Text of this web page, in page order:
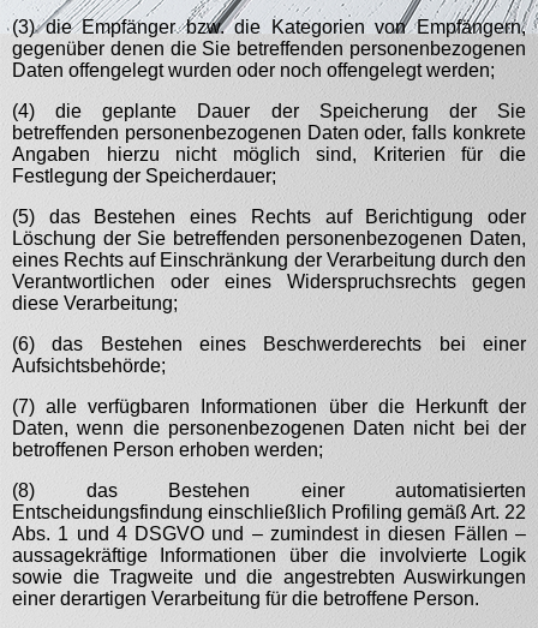
(3) die Empfänger bzw. die Kategorien von Empfängern,
gegenüber denen die Sie betreffenden personenbezogenen
Daten offengelegt wurden oder noch offengelegt werden;
(4) die geplante Dauer der Speicherung der Sie
betreffenden personenbezogenen Daten oder, falls konkrete
Angaben hierzu nicht möglich sind, Kriterien für die
Festlegung der Speicherdauer;
(5) das Bestehen eines Rechts auf Berichtigung oder
Löschung der Sie betreffenden personenbezogenen Daten,
eines Rechts auf Einschränkung der Verarbeitung durch den
Verantwortlichen oder eines Widerspruchsrechts gegen
diese Verarbeitung;
(6) das Bestehen eines Beschwerderechts bei einer
Aufsichtsbehörde;
(7) alle verfügbaren Informationen über die Herkunft der
Daten, wenn die personenbezogenen Daten nicht bei der
betroffenen Person erhoben werden;
(8) das Bestehen einer automatisierten
Entscheidungsfindung einschließlich Profiling gemäß Art. 22
Abs. 1 und 4 DSGVO und – zumindest in diesen Fällen –
aussagekräftige Informationen über die involvierte Logik
sowie die Tragweite und die angestrebten Auswirkungen
einer derartigen Verarbeitung für die betroffene Person.